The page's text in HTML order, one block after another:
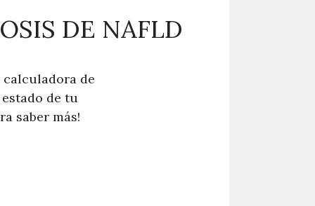
DE NAFLD
calculadora de
de tu
saber más!